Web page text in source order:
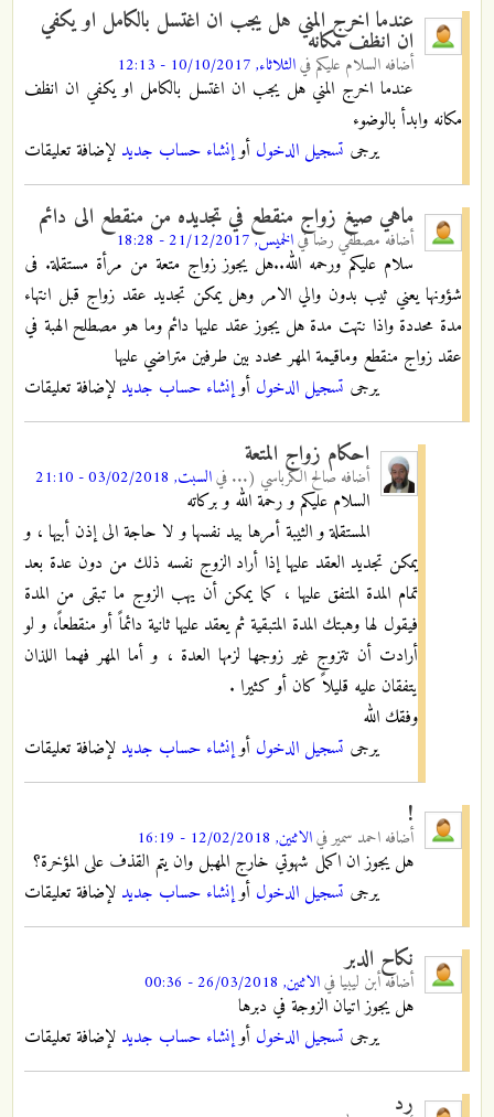
عندما اخرج المني هل يجب ان اغتسل بالكامل او يكفي
ان انظف مكانه
أضافه السلام عليكمفيالثلاثاء, 10/10/2017 - 12:13
عندما اخرج المني هل يجب ان اغتسل بالكامل او يكفي ان انظف
مكانه وابدأ بالوضوء
يرجى تسجيل الدخول أوإنشاء حساب جديد لإضافة تعليقات
ماهي صيغ زواج منقطع في تجديده من منقطع الى دائم
أضافهمصطفي رضافيالخميس, 21/12/2017 - 18:28
سلام عليكم ورحمه الله..هل يجوز زواج متعة من مرأة مستقلة. فى
شؤونها يعني ثيب بدون والي الامر وهل يمكن تجديد عقد زواج قبل انتهاء
مدة محددة واذا نتهت مدة هل يجوز عقد عليها دائم وما هو مصطلح الهبة في
عقد زواج منقطع وماقيمة المهر محدد بين طرفين متراضي عليها
يرجى تسجيل الدخول أوإنشاء حساب جديد لإضافة تعليقات
احكام زواج المتعة
أضافه صالح الكرباسي (... فيالسبت, 03/02/2018 - 21:10
السلام عليكم و رحمة الله و بركاته
المستقلة و الثيبة أمرها بيد نفسها و لا حاجة الى إذن أبيها ، و
يمكن تجديد العقد عليها إذا أراد الزوج نفسه ذلك من دون عدة بعد
تمام المدة المتفق عليها ، كما يمكن أن يهب الزوج ما تبقى من المدة
فيقول لها وهبتك المدة المتبقية ثم يعقد عليها ثانية دائماً أو منقطعاً، و لو
أرادت أن تتزوج غير زوجها لزمها العدة ، و أما المهر فهما اللذان
يتفقان عليه قليلاً كان أو كثيرا .
وفقك الله
يرجى تسجيل الدخول أوإنشاء حساب جديد لإضافة تعليقات
!
أضافه احمد سميرفيالاثنين, 12/02/2018 - 16:19
هل يجوز ان اكمل شهوتي خارج المهبل وان يتم القذف على المؤخرة؟
يرجى تسجيل الدخول أوإنشاء حساب جديد لإضافة تعليقات
نكاح الدبر
أضافهأبن ليبيافيالاثنين, 26/03/2018 - 00:36
هل يجوز اتيان الزوجة في دبرها
يرجى تسجيل الدخول أوإنشاء حساب جديد لإضافة تعليقات
رد